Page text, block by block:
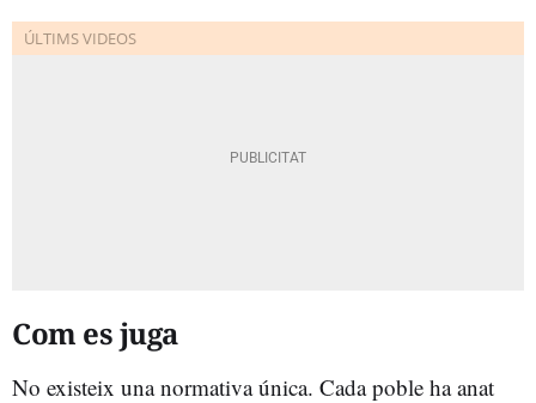
Com es juga
No existeix una normativa única. Cada poble ha anat